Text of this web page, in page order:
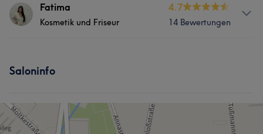
Haarentfernung
ServicesFatima
Kosmetik und Friseur
4.7
14 Bewertungen
LuxBeauty&Hair
Services
Nägel Körper Friseur Gesicht
Saloninfo